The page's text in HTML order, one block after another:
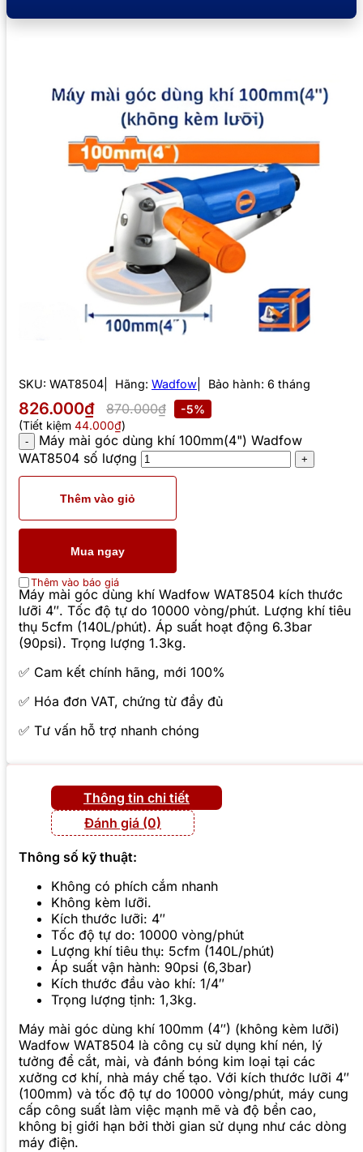
SKU: WAT8504 Hãng: Wadfow Bảo hành: 6 tháng
826.000₫ 870.000₫
-5%
(Tiết kiệm 44.000₫)
Máy mài góc dùng khí 100mm(4") Wadfow
WAT8504 số lượng
Thêm vào giỏ
Mua ngay
Thêm vào báo giá
Máy mài góc dùng khí Wadfow WAT8504 kích thước
lưỡi 4″. Tốc độ tự do 10000 vòng/phút. Lượng khí tiêu
thụ 5cfm (140L/phút). Áp suất hoạt động 6.3bar
(90psi). Trọng lượng 1.3kg.
✅ Cam kết chính hãng, mới 100%
✅ Hóa đơn VAT, chứng từ đầy đủ
✅ Tư vấn hỗ trợ nhanh chóng
Thông tin chi tiết
Đánh giá (0)
Thông số kỹ thuật:
Không có phích cắm nhanh
Không kèm lưỡi.
Kích thước lưỡi: 4″
Tốc độ tự do: 10000 vòng/phút
Lượng khí tiêu thụ: 5cfm (140L/phút)
Áp suất vận hành: 90psi (6,3bar)
Kích thước đầu vào khí: 1/4″
Trọng lượng tịnh: 1,3kg.
Máy mài góc dùng khí 100mm (4″) (không kèm lưỡi)
Wadfow WAT8504 là công cụ sử dụng khí nén, lý
tưởng để cắt, mài, và đánh bóng kim loại tại các
xưởng cơ khí, nhà máy chế tạo. Với kích thước lưỡi 4″
(100mm) và tốc độ tự do 10000 vòng/phút, máy cung
cấp công suất làm việc mạnh mẽ và độ bền cao,
không bị giới hạn bởi thời gian sử dụng như các dòng
máy điện.